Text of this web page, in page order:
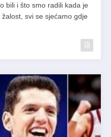
bili i što smo radili kada je
svi se sjećamo gdje